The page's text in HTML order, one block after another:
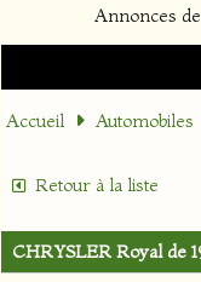
Annonces
Accueil Automobiles
Retour à la liste
CHRYSLER Royal de